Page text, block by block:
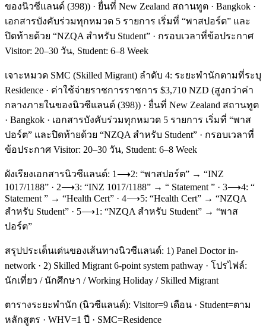
ของนิวซีแลนด์ (398)) · ยื่นที่ New Zealand สถานทูต · Bangkok ·
เอกสารบังคับร่วมทุกหมวด 5 รายการ เริ่มที่ “พาสปอร์ต” และ
ปิดท้ายด้วย “NZQA สำหรับ Student” · กรอบเวลาที่ข้อประกาศ
Visitor: 20–30 วัน, Student: 6–8 Week
เจาะหมวด SMC (Skilled Migrant) ลำดับ 4: ระยะพำนักตามที่ระบุ
Residence · ค่าใช้จ่ายราชการราชการ $3,710 NZD (สูงกว่าค่า
กลางภายในของนิวซีแลนด์ (398)) · ยื่นที่ New Zealand สถานทูต
· Bangkok · เอกสารบังคับร่วมทุกหมวด 5 รายการ เริ่มที่ “พาส
ปอร์ต” และปิดท้ายด้วย “NZQA สำหรับ Student” · กรอบเวลาที่
ข้อประกาศ Visitor: 20–30 วัน, Student: 6–8 Week
ผังเรียงเอกสารนิวซีแลนด์: 1⟶2: “พาสปอร์ต” → “INZ
1017/1188” · 2⟶3: “INZ 1017/1188” → “ Statement ” · 3⟶4: “
Statement ” → “Health Cert” · 4⟶5: “Health Cert” → “NZQA
สำหรับ Student” · 5⟶1: “NZQA สำหรับ Student” → “พาส
ปอร์ต”
สรุปประเด็นเด่นของเส้นทางนิวซีแลนด์: 1) Panel Doctor in-
network · 2) Skilled Migrant 6-point system pathway · โปรไฟล์:
นักเที่ยว / นักศึกษา / Working Holiday / Skilled Migrant
ตารางระยะพำนัก (นิวซีแลนด์): Visitor=9 เดือน · Student=ตาม
หลักสูตร · WHV=1 ปี · SMC=Residence